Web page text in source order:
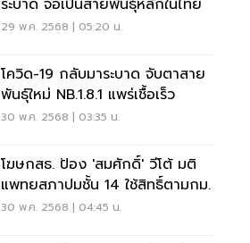
ระบาด จ่อเป็นสายพันธุ์หลักในไทย
29 พ.ค. 2568 | 05:20 น.
โควิด-19 กลับมาระบาด จับตาสาย
พันธุ์ใหม่ NB.1.8.1 แพร่เชื้อเร็ว
30 พ.ค. 2568 | 03:35 น.
โฆษกสธ. ป้อง 'สมศักดิ์' วีโต้ มติ
แพทยสภาปมชั้น 14 ใช้สิทธิ์ตามกม.
30 พ.ค. 2568 | 04:45 น.